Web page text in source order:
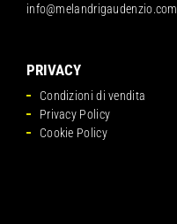
info@melandrigaudenzio.com
PRIVACY
Condizioni di vendita
Privacy Policy
Cookie Policy